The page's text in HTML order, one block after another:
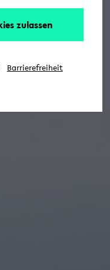
zulassen
Barrierefreiheit